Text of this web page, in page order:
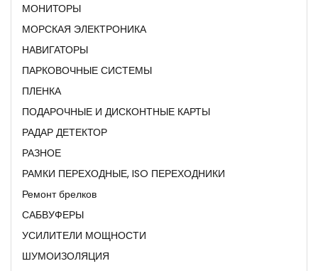
МОНИТОРЫ
МОРСКАЯ ЭЛЕКТРОНИКА
НАВИГАТОРЫ
ПАРКОВОЧНЫЕ СИСТЕМЫ
ПЛЕНКА
ПОДАРОЧНЫЕ И ДИСКОНТНЫЕ КАРТЫ
РАДАР ДЕТЕКТОР
РАЗНОЕ
РАМКИ ПЕРЕХОДНЫЕ, ISO ПЕРЕХОДНИКИ
Ремонт брелков
САБВУФЕРЫ
УСИЛИТЕЛИ МОЩНОСТИ
ШУМОИЗОЛЯЦИЯ